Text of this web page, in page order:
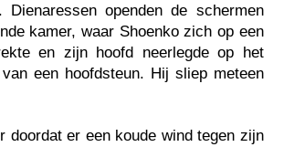
Dienaressen openden de schermen
kamer, waar Shoenko zich op een
en zijn hoofd neerlegde op het
een hoofdsteun. Hij sliep meteen
doordat er een koude wind tegen zijn